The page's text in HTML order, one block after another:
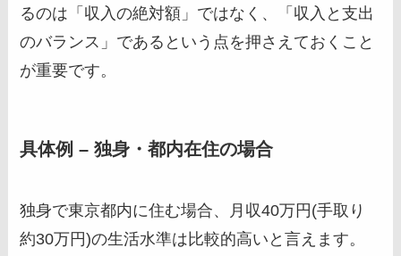
るのは「収入の絶対額」ではなく、「収入と支出
のバランス」であるという点を押さえておくこと
が重要です。
具体例 – 独身・都内在住の場合
独身で東京都内に住む場合、月収40万円(手取り
約30万円)の生活水準は比較的高いと言えます。